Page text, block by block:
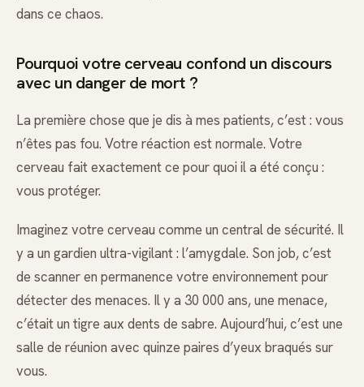
dans ce chaos.
Pourquoi votre cerveau confond un discours
avec un danger de mort ?
La première chose que je dis à mes patients, c’est : vous
n’êtes pas fou. Votre réaction est normale. Votre
cerveau fait exactement ce pour quoi il a été conçu :
vous protéger.
Imaginez votre cerveau comme un central de sécurité. Il
y a un gardien ultra-vigilant : l’amygdale. Son job, c’est
de scanner en permanence votre environnement pour
détecter des menaces. Il y a 30 000 ans, une menace,
c’était un tigre aux dents de sabre. Aujourd’hui, c’est une
salle de réunion avec quinze paires d’yeux braqués sur
vous.